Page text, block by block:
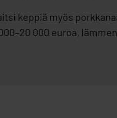
keppiä myös
000 euroa,